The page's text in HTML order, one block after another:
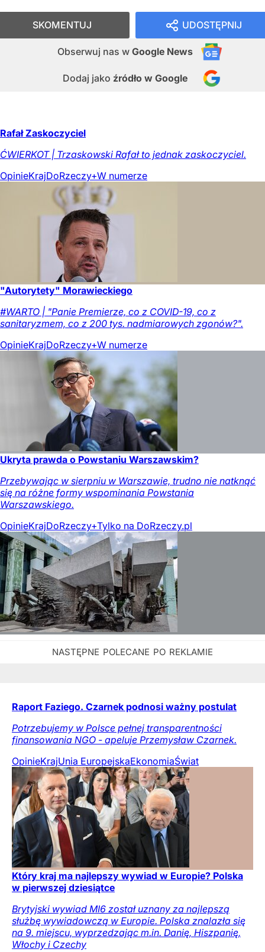
UDOSTĘPNIJ
Obserwuj nas w Google News
Dodaj jako źródło w Google
SKOMENTUJ
Rafał Zaskoczyciel
ĆWIERKOT | Trzaskowski Rafał to jednak zaskoczyciel.
OpinieKrajDoRzeczy+W numerze
"Autorytety" Morawieckiego
#WARTO | "Panie Premierze, co z COVID-19, co z
sanitaryzmem, co z 200 tys. nadmiarowych zgonów?".
OpinieKrajDoRzeczy+W numerze
Ukryta prawda o Powstaniu Warszawskim?
Przebywając w sierpniu w Warszawie, trudno nie natknąć
się na różne formy wspominania Powstania
Warszawskiego.
OpinieKrajDoRzeczy+Tylko na DoRzeczy.pl
Raport Faziego. Czarnek podnosi ważny postulat
Potrzebujemy w Polsce pełnej transparentności
finansowania NGO - apeluje Przemysław Czarnek.
OpinieKrajUnia EuropejskaEkonomiaŚwiat
Który kraj ma najlepszy wywiad w Europie? Polska
w pierwszej dziesiątce
Brytyjski wywiad MI6 został uznany za najlepszą
służbę wywiadowczą w Europie. Polska znalazła się
na 9. miejscu, wyprzedzając m.in. Danię, Hiszpanię,
Włochy i Czechy